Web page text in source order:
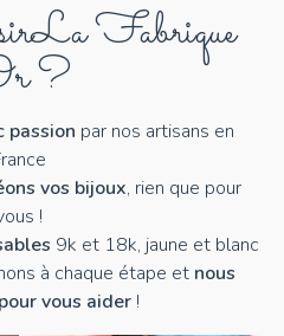
La Fabrique
?
passion par nos artisans en
vos bijoux, rien que pour
!
9k et 18k, jaune et blanc
à chaque étape et nous
vous aider !